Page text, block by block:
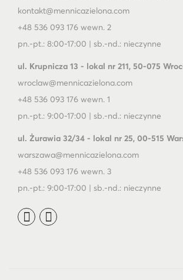
kontakt@mennicazielona.com
+48 536 093 176 wewn. 2
pn.-pt.: 8:00-17:00 | sb.-nd.: nieczynne
ul. Krupnicza 13 - lokal nr 211, 50-075
wroclaw@mennicazielona.com
+48 536 093 176 wewn. 1
pn.-pt.: 9:00-17:00 | sb.-nd.: nieczynne
ul. Żurawia 32/34 - lokal nr 25, 00-515
warszawa@mennicazielona.com
+48 536 093 176 wewn. 3
pn.-pt.: 9:00-17:00 | sb.-nd.: nieczynne